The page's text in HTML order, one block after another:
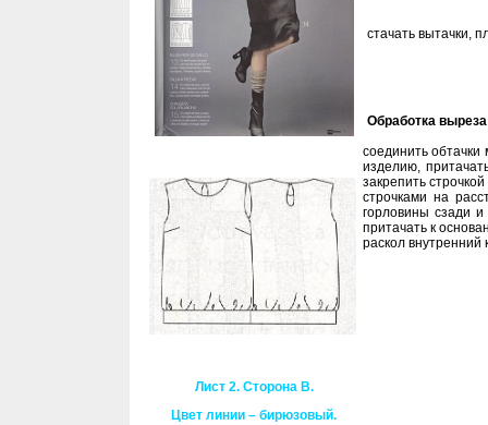
Лист 2. Сторона В.
Цвет линии – бирюзовый.
стачать вытачки,
Обработка
соединить
изделию,
закрепить
строчками на
горловины сзади
притачать к
раскол внутренний